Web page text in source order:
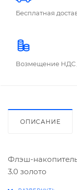
Бесплатная
Возмещение НДС
ОПИСАНИЕ
Флэш-
3.0 золото